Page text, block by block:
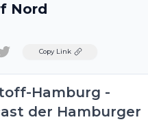
Nord
TwitterCopy Link
Hamburg -
der Hamburger